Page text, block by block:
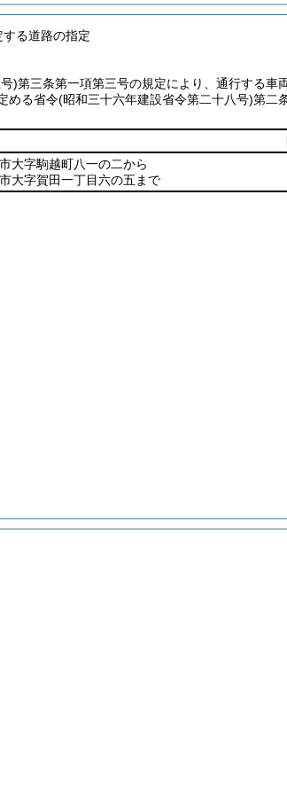
る道路の指定
)第三条第一項第三号の規定により、通行する車
める省令(昭和三十六年建設省令第二十八号)第二
大字駒越町八一の二から
大字賀田一丁目六の五まで